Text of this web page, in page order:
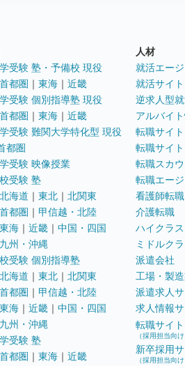
受験 塾・予備校 現役
首都圏 ｜ 東海 ｜ 近畿
受験 個別指導塾 現役
首都圏 ｜ 東海 ｜ 近畿
受験 難関大学特化型 現役
都圏
受験 映像授業
受験 塾
北海道 ｜ 東北 ｜ 北関東
首都圏 ｜ 甲信越・北陸
東海 ｜ 近畿 ｜ 中国・四国
九州・沖縄
受験 個別指導塾
北海道 ｜ 東北 ｜ 北関東
首都圏 ｜ 甲信越・北陸
東海 ｜ 近畿 ｜ 中国・四国
九州・沖縄
受験 塾
首都圏 ｜ 東海 ｜ 近畿
人材
就活エー
就活サイト
逆求人型
アルバイ
転職サイト
転職サイ
転職スカ
転職エー
看護師転職
介護転職
ハイクラス
ミドルク
派遣会社
工場・製
派遣求人サ
求人情報
転職サイト
（採用担当向け
新卒採用
（採用担当向け